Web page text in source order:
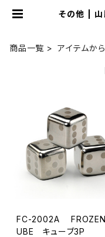
その他 | 山
商品一覧 アイテムか
FC-2002A
UBE キューブ3P